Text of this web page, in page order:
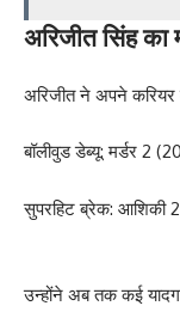
अरिजीत सिंह
अरिजीत ने अपने
बॉलीवुड डेब्यू: मर्डर 2
सुपरहिट ब्रेक: आशिकी
उन्होंने अब तक कई